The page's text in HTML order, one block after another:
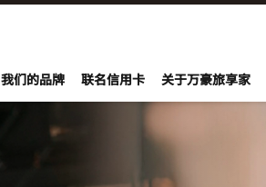
我们的品牌 联名信用卡 关于万豪旅享家